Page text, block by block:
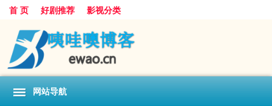
首 页 好剧推荐 影视分类
网站导航